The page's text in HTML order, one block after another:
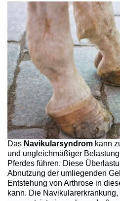
Das Navikularsyndrom kann
und ungleichmäßiger
Pferdes führen. Diese
Abnutzung der umliegenden
Entstehung von Arthrose in
kann. Die